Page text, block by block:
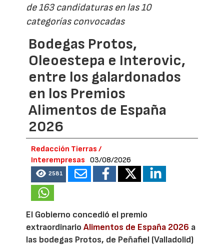
de 163 candidaturas en las 10
categorías convocadas
Bodegas Protos,
Oleoestepa e Interovic,
entre los galardonados
en los Premios
Alimentos de España
2026
Redacción Tierras /
Interempresas
03/08/2026
2581
El Gobierno concedió el premio
extraordinarioAlimentos de España 2026 a
las bodegas Protos, de Peñafiel (Valladolid)